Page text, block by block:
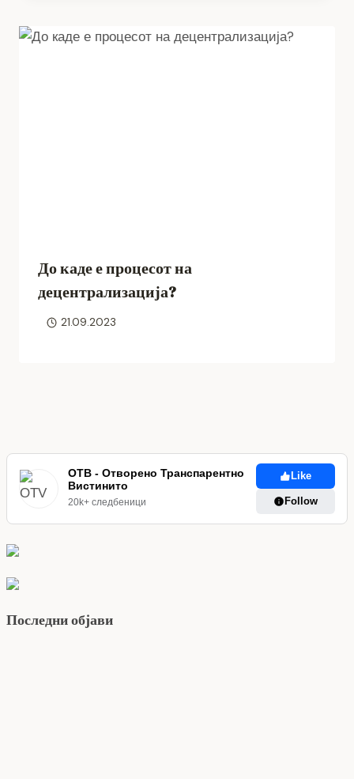
До каде е процесот на
децентрализација?
21.09.2023
ОТВ - Отворено Транспарентно
Вистинито
20k+ следбеници
Like
Follow
Последни објави